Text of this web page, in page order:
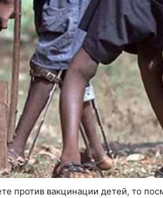
против вакцинации детей, то